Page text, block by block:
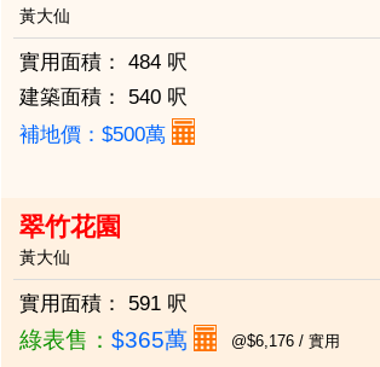
黃大仙
實用面積：
484 呎
建築面積：
540 呎
補地價：$500萬
翠竹花園
黃大仙
實用面積： 591 呎
綠表售： $365萬 @$6,176 / 實用